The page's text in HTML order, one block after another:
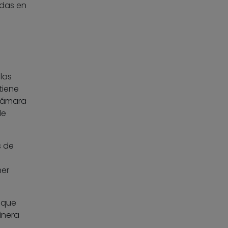
en
de